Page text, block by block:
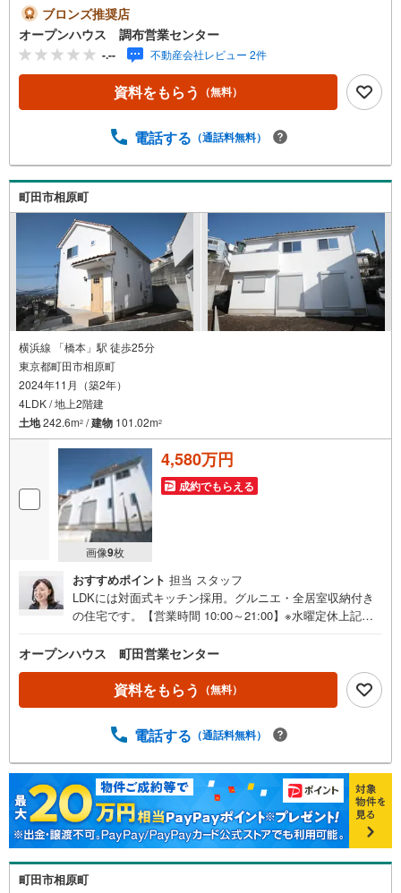
軽にご連絡ください！現地を見学される場合は「室内・現
地を見学する（無料）」ボタンよりご希望の日時をご記入
いただけますとスムーズにご案内が可能です。◎現地のご
案内について・平日や夜遅い時間帯もご案内が可能 ※定休
日を除く・経験豊富なスタッフが物件詳細を丁寧にご説明
いたします。・車でご自宅や最寄り駅等、ご指定の場所ま
◎個別FP相談会 無料物件のご紹介だけでなく住宅ロー
いう方も大歓迎です！年間8000棟以上の限定物件を発表し
ているオープンハウスだから出会える物件が多数ございま
す。ぜひお気軽にご連絡・ご相談ください！※限定物件:当
社のみ、もしくは当社を含めた数社でのみご紹介可能なオ
ープンハウス・ディベロップメントの物件
ブロンズ推奨店
オープンハウス 調布営業センター
-.-- 不動産会社レビュー 2件
資料をもらう （無料）
電話する （通話料無料）
町田市相原町
横浜線 「橋本」駅 徒歩25分
東京都町田市相原町
2024年11月（築2年）
4LDK / 地上2階建
土地242.6m2 /建物 101.02m2
画像9枚
4,580万円
成約でもらえる
おすすめポイント 担当 スタッフ
LDKには対面式キッチン採用。グルニエ・全居室収納付き
の住宅です。【営業時間 10:00～21:00】※水曜定休上記時
ご連絡ください！現地を見学される場合は「室内・現地を
見学する（無料）」ボタンよりご希望の日時をご記入いた
だけますとスムーズにご案内が可能です。◎現地のご案内
について・平日や夜遅い時間帯もご案内が可能 ※定休日を
します。・車でご自宅や最寄り駅等、ご指定の場所まで送
別FP相談会 無料物件のご紹介だけでなく住宅ローン・資
金のご相談、まずは家探しについて話を聞きたいという方
も大歓迎です！年間8000棟以上の限定物件を発表している
オープンハウスだから出会える物件が多数ございます。ぜ
ひお気軽にご連絡・ご相談ください！※限定物件:当社の
み、もしくは当社を含めた数社でのみご紹介可能なオープ
ンハウス・ディベロップメントの物件
オープンハウス 町田営業センター
資料をもらう （無料）
電話する （通話料無料）
町田市相原町